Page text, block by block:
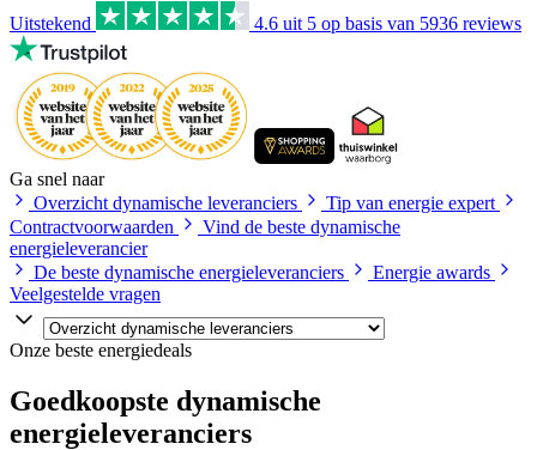
Uitstekend 4.6 uit 5 op basis van 5936 reviews
Ga snel naar
Overzicht dynamische leveranciers
Tip van energie expert
Contractvoorwaarden
Vind de beste dynamische
energieleverancier
De beste dynamische energieleveranciers
Energie awards
Veelgestelde vragen
Onze beste energiedeals
Goedkoopste dynamische
energieleveranciers